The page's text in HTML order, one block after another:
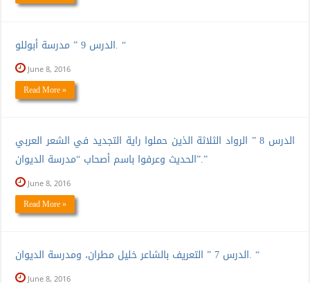
الدرس 9 ” مدرسة أبوللو. “
June 8, 2016
Read More »
الدرس 8 ” الرواد الثلاثة الذين حملوا راية التجديد في الشعر العربي
الحديث وعرفوا باسم أصحاب “مدرسة الديوان”.”
June 8, 2016
Read More »
الدرس 7 ” التعريف بالشاعر خليل مطران، ومدرسة الديوان. “
June 8, 2016